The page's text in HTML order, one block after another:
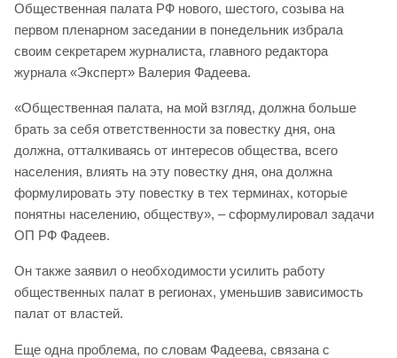
Общественная палата РФ нового, шестого, созыва на
первом пленарном заседании в понедельник избрала
своим секретарем журналиста, главного редактора
журнала «Эксперт» Валерия Фадеева.
«Общественная палата, на мой взгляд, должна больше
брать за себя ответственности за повестку дня, она
должна, отталкиваясь от интересов общества, всего
населения, влиять на эту повестку дня, она должна
формулировать эту повестку в тех терминах, которые
понятны населению, обществу», – сформулировал задачи
ОП РФ Фадеев.
Он также заявил о необходимости усилить работу
общественных палат в регионах, уменьшив зависимость
палат от властей.
Еще одна проблема, по словам Фадеева, связана с